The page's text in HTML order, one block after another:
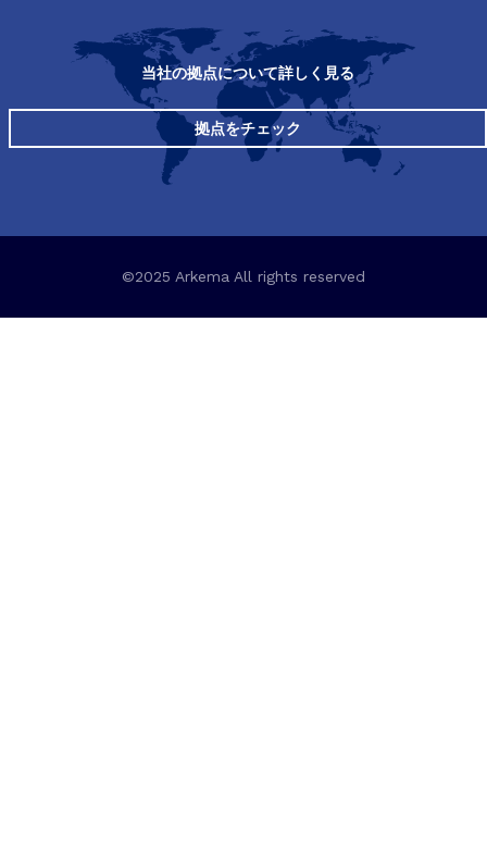
当社の拠点について詳しく見る
拠点をチェック
©2025 Arkema All rights reserved